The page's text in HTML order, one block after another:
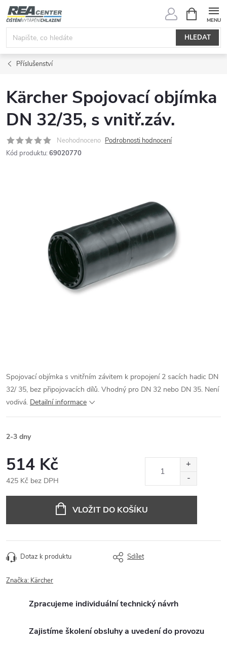
Přejít
na
obsah
HLEDAT
NÁKUPNÍ
KOŠÍK
Příslušenství
Kärcher Spojovací objímka
DN 32/35, s vnitř.záv.
Neohodnoceno Podrobnosti hodnocení
Kód produktu: 69020770
Spojovací objímka s vnitřním závitem k propojení 2 sacích hadic DN
32/ 35, bez připojovacích dílů. Vhodný pro DN 32 nebo DN 35. Není
vodivá. Detailní informace
2-3 dny
514 Kč
425 Kč bez DPH
VLOŽIT DO KOŠÍKU
Dotaz k produktu Sdílet
Značka: Kärcher
Zpracujeme individuální technický návrh
Zajistíme školení obsluhy a uvedení do provozu